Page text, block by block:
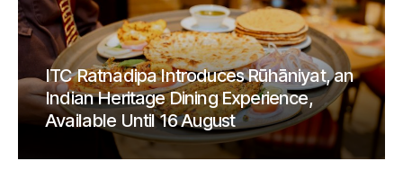
ITC Ratnadipa Introduces Rūhāniyat, an
Indian Heritage Dining Experience,
Available Until 16 August